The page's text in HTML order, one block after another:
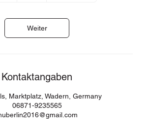
i
.
Weiter
Kontaktangaben
Marktplatz, Wadern, Germany
06871-9235565